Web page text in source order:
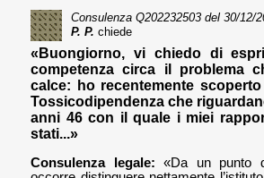
Consulenza Q202232503 del 30/12/
P. P. chiede
«Buongiorno, vi chiedo di
competenza circa il problema
calce: ho recentemente
Tossicodipendenza che
anni 46 con il quale i miei
stati...»
Consulenza legale: «Da un punto